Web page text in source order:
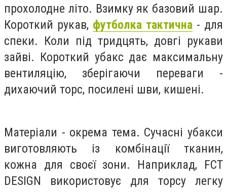
прохолодне літо. Взимку як базовий шар.
Короткий рукав, футболка тактична - для
спеки. Коли під тридцять, довгі рукави
зайві. Короткий убакс дає максимальну
вентиляцію, зберігаючи переваги -
дихаючий торс, посилені шви, кишені.
Матеріали - окрема тема. Сучасні убакси
виготовляють із комбінації тканин,
кожна для своєї зони. Наприклад, FCT
DESIGN використовує для торсу легку